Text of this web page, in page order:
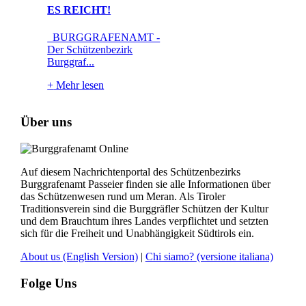
ES REICHT!
BURGGRAFENAMT -
Der Schützenbezirk
Burggraf...
+ Mehr lesen
Über uns
Auf diesem Nachrichtenportal des Schützenbezirks
Burggrafenamt Passeier finden sie alle Informationen über
das Schützenwesen rund um Meran. Als Tiroler
Traditionsverein sind die Burggräfler Schützen der Kultur
und dem Brauchtum ihres Landes verpflichtet und setzten
sich für die Freiheit und Unabhängigkeit Südtirols ein.
About us (English Version)| Chi siamo? (versione italiana)
Folge Uns